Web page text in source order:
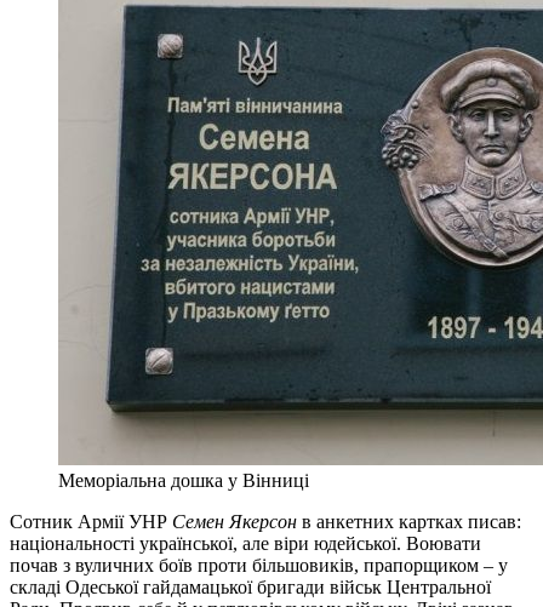
Меморіальна дошка у Вінниці
Сотник Армії УНР Семен Якерсон в анкетних картках писав:
національності української, але віри юдейської. Воювати
почав з вуличних боїв проти більшовиків, прапорщиком – у
складі Одеської гайдамацької бригади військ Центральної